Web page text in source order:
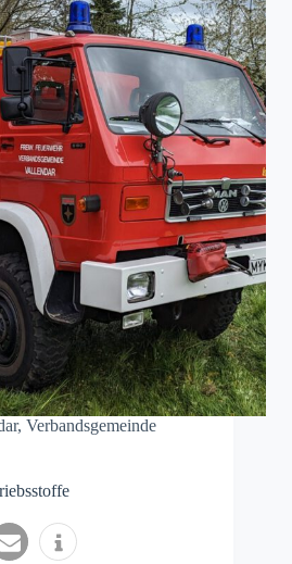
, Verbandsgemeinde